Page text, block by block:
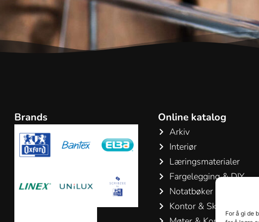
For å gi de
Brands Online katalog
Arkiv
Interiør
Læringsmaterialer
Fargelegging & DIY
Notatbøker & Blokker
Kontor & Skriveartikler